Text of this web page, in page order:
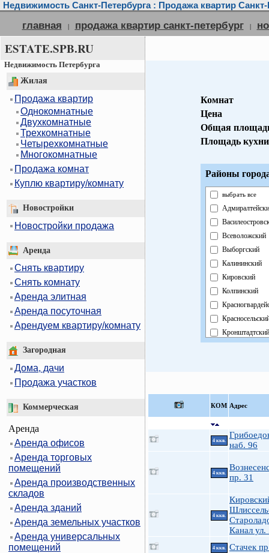
Недвижимость Санкт-Петербурга : Продажа квартир Санкт-
главная | продажа квартир санкт-петербург |
ESTATE.SPB.RU
Недвижимость Петербурга
Жилая
Продажа квартир
Однокомнатные
Двухкомнатные
Трехкомнатные
Четырехкомнатные
Многокомнатные
Продажа комнат
Куплю квартиру/комнату
Новостройки
Новостройки продажа
Аренда
Снять квартиру
Снять комнату
Аренда элитная
Аренда посуточная
Арендуем квартиру/комнату
Загородная
Дома, дачи
Продажа участков
Коммерческая
Аренда
Аренда офисов
Аренда торговых
помещений
Аренда производственных
складов
Аренда зданий
Аренда земельных участков
Аренда универсальных
помещений
Комнат
Цена
Общая
Площадь кухни
Районы
выбрать все
Всеволожский
Выборгский
Калининский
Кировский
Колпинский
Кронштадтский
Павловский
Петроградский
Приморский
Фрунзенский
Центральный
КOМ Адрес
4 ккв.
наб. 96
4 ккв.
пр. 31
4 ккв.
Канал ул.
4 ккв. Стачек